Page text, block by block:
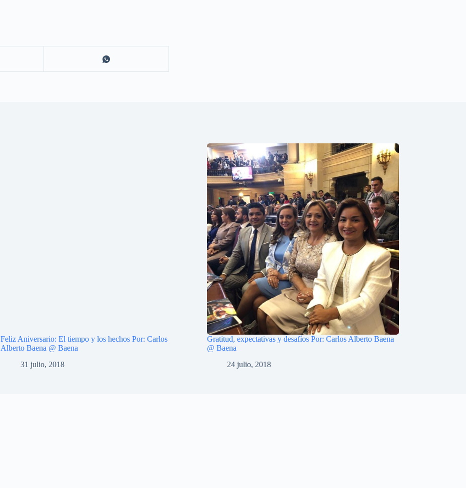
Feliz Aniversario: El tiempo y los hechos Por: Carlos
Alberto Baena @ Baena
31 julio, 2018
Gratitud, expectativas y desafíos Por: Carlos Alberto Baena
@ Baena
24 julio, 2018